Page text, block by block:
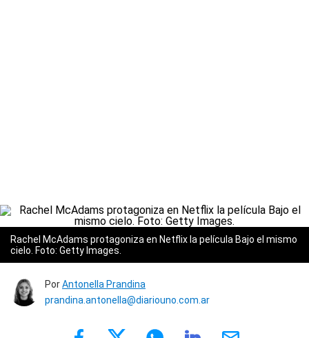
Rachel McAdams protagoniza en Netflix la película Bajo el mismo
cielo. Foto: Getty Images.
PorAntonella Prandina
prandina.antonella@diariouno.com.ar